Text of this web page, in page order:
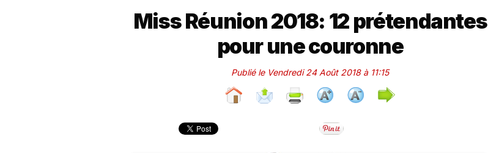
Miss Réunion 2018: 12 prétendantes
pour une couronne
Publié le Vendredi 24 Août 2018 à 11:15